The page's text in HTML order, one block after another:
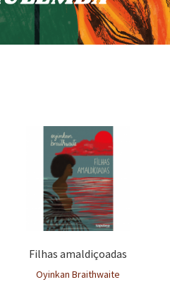
Filhas amaldiçoadas
Oyinkan Braithwaite